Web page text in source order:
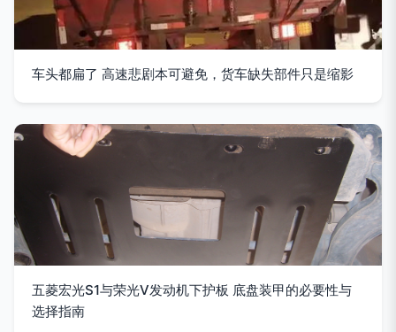
车头都扁了 高速悲剧本可避免，货车缺失部件只是缩影
五菱宏光S1与荣光V发动机下护板 底盘装甲的必要性与
选择指南